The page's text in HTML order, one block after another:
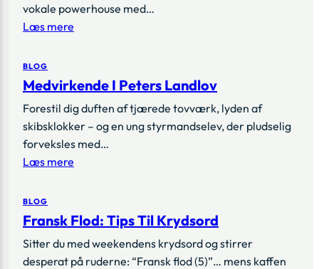
vokale powerhouse med…
Læs mere
BLOG
Medvirkende I Peters Landlov
Forestil dig duften af tjærede tovværk, lyden af
skibsklokker – og en ung styrmandselev, der pludselig
forveksles med…
Læs mere
BLOG
Fransk Flod: Tips Til Krydsord
Sitter du med weekendens krydsord og stirrer
desperat på ruderne: “Fransk flod (5)”… mens kaffen